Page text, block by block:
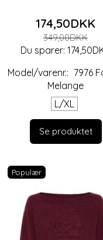
174,50DKK
349,00DKK
Du sparer:
Model/varenr.: 7976
Melange
L/XL
Se produktet
Populær